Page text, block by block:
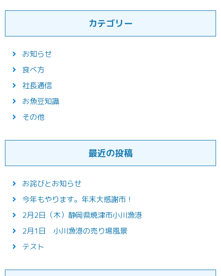
カテゴリー
お知らせ
食べ方
社長通信
お魚豆知識
その他
最近の投稿
お詫びとお知らせ
今年もやります。年末大感謝市！
2月2日（木）静岡県焼津市小川漁港
2月1日 小川漁港の売り場風景
テスト